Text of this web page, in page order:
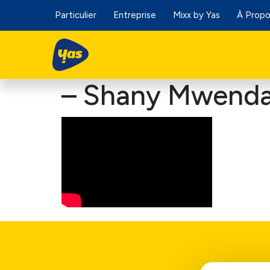
Particulier Entreprise Mixx by Yas À
– Shany